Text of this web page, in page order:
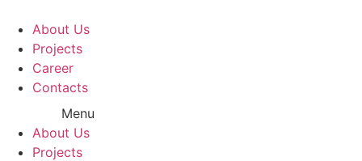
prie
turinio
About Us
Projects
Career
Contacts
Menu
About Us
Projects